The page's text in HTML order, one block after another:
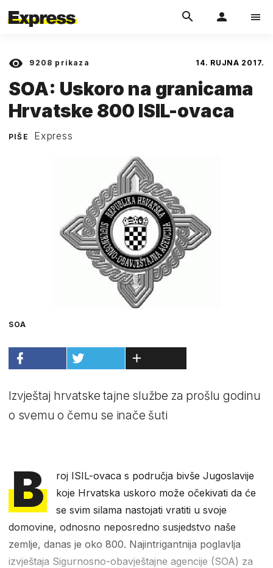
9208 prikaza 14. RUJNA 2017.
SOA: Uskoro na granicama
Hrvatske 800 ISIL-ovaca
PIŠE Express
SOA
Izvještaj hrvatske tajne službe za prošlu godinu
o svemu o čemu se inače šuti
B
roj ISIL-ovaca s područja bivše Jugoslavije
koje Hrvatska uskoro može očekivati da će
se svim silama nastojati vratiti u svoje
domovine, odnosno neposredno susjedstvo naše
zemlje, danas je oko 800. Najintrigantnija poglavlja
izvještaja Sigurnosno-obavještajne agencije (SOA) za